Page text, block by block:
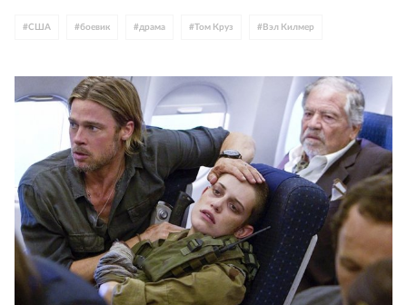
#США #боевик # драма #Том Круз # Вэл Килмер